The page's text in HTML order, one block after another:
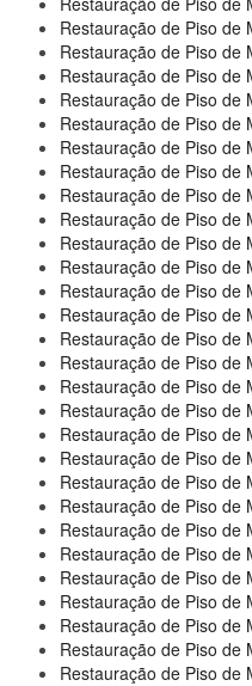
Restauração de Piso de
Restauração de Piso de
Restauração de Piso de
Restauração de Piso de
Restauração de Piso de
Restauração de Piso de
Restauração de Piso de
Restauração de Piso de
Restauração de Piso de
Restauração de Piso de
Restauração de Piso de
Restauração de Piso de
Restauração de Piso de
Restauração de Piso de
Restauração de Piso de
Restauração de Piso de
Restauração de Piso de
Restauração de Piso de
Restauração de Piso de
Restauração de Piso de
Restauração de Piso de
Restauração de Piso de
Restauração de Piso de
Restauração de Piso de
Restauração de Piso de
Restauração de Piso de
Restauração de Piso de
Restauração de Piso de